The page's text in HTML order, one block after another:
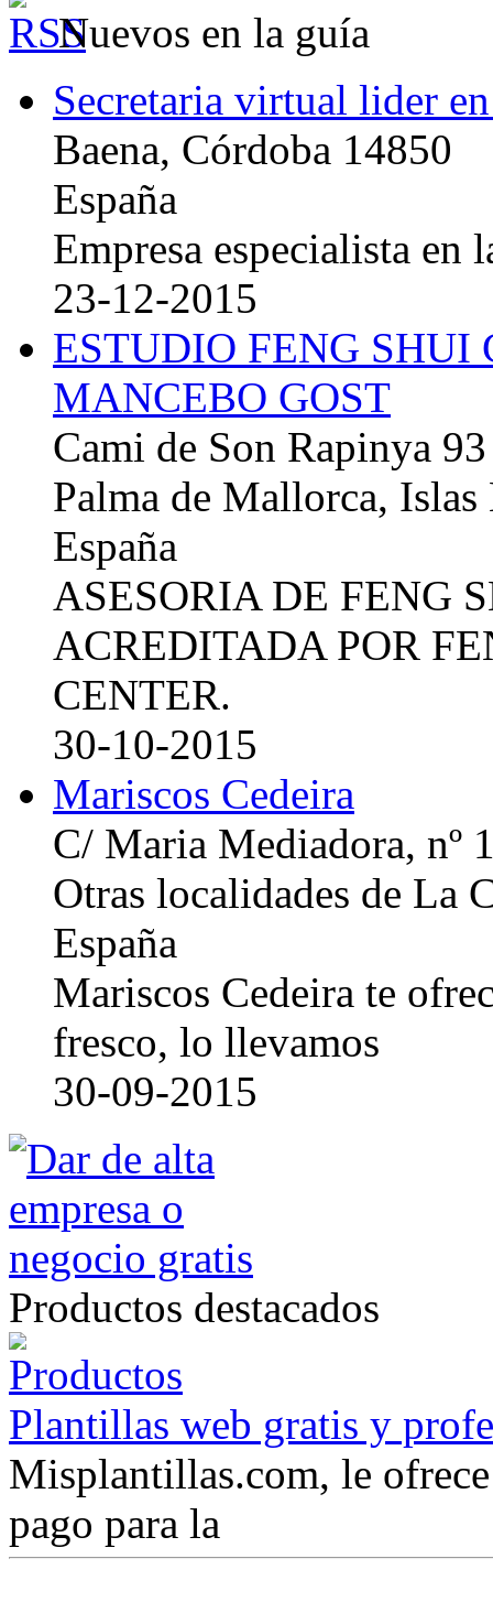
Nuevos en la guía
Secretaria virtual lider
Baena, Córdoba 14850
España
Empresa especialista en
23-12-2015
ESTUDIO FENG
MANCEBO GOST
Cami de Son Rapinya 93
Palma de Mallorca, Islas
España
ASESORIA DE FENG
ACREDITADA POR
CENTER.
30-10-2015
Mariscos Cedeira
C/ Maria Mediadora, nº
Otras localidades de La
España
Mariscos Cedeira te
fresco, lo llevamos
30-09-2015
Productos destacados
Plantillas web gratis y
Misplantillas.com, le
pago para la